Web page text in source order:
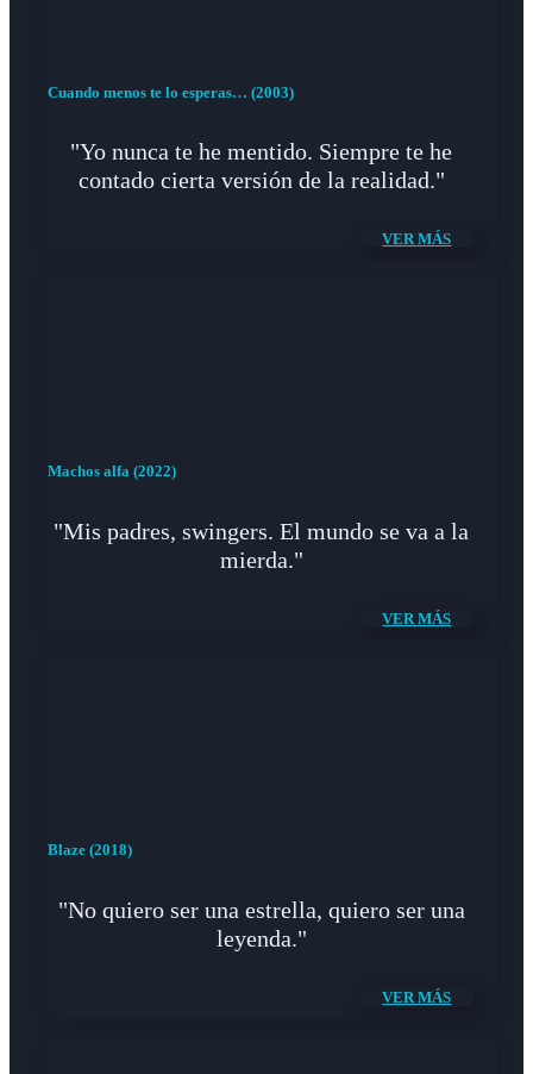
Cuando menos te lo esperas… (2003)
"Yo nunca te he mentido. Siempre te he
contado cierta versión de la realidad."
VER MÁS
Machos alfa (2022)
"Mis padres, swingers. El mundo se va a la
mierda."
VER MÁS
Blaze (2018)
"No quiero ser una estrella, quiero ser una
leyenda."
VER MÁS